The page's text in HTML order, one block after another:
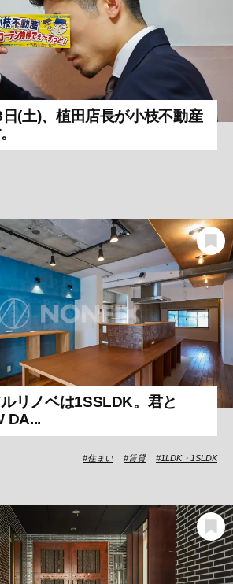
日(土)、植田店長が小枝不動産
リノベは1SSLDK。君と
DA...
住まい 賃貸 1LDK・1SLDK